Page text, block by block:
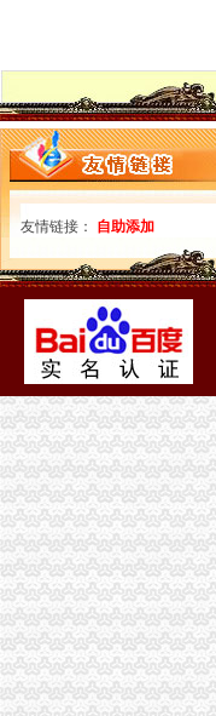
友情链接： 自助添加
51La